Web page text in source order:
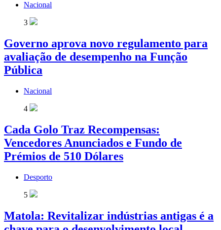
Nacional
3
Governo aprova novo regulamento para
avaliação de desempenho na Função
Pública
Nacional
4
Cada Golo Traz Recompensas:
Vencedores Anunciados e Fundo de
Prémios de 510 Dólares
Desporto
5
Matola: Revitalizar indústrias antigas é a